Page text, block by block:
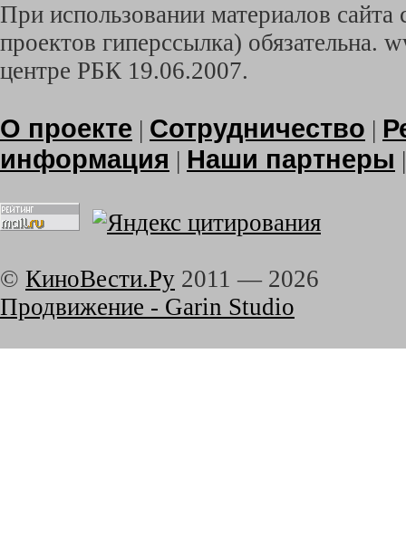
При использовании материалов
проектов гиперссылка) обязательна.
центре РБК 19.06.2007.
О проекте | Сотрудничество |
информация | Наши партнеры
© КиноВести.Ру 2011 — 2026
Продвижение - Garin Studio